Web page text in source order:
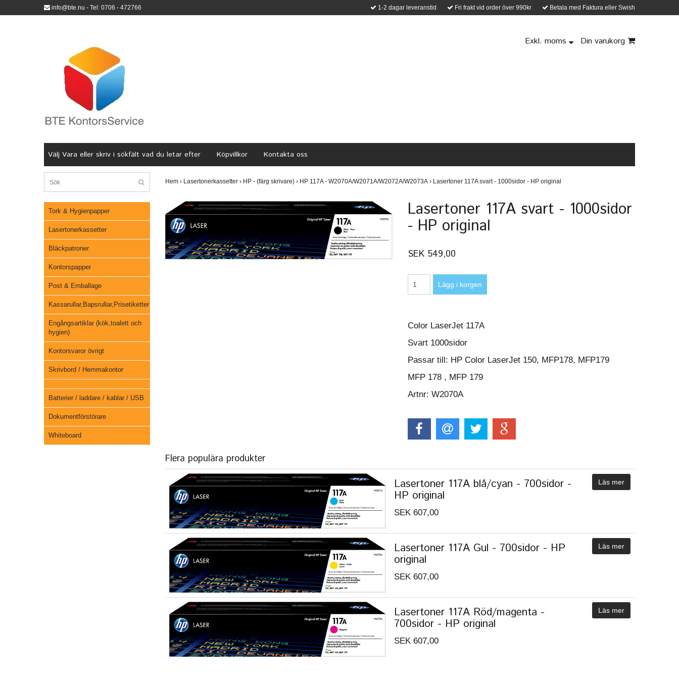
info@bte.nu - Tel: 0706 - 472766 1-2 dagar leveranstid Fri frakt vid order över 990kr Betala med Faktura eller Swish
Exkl. moms Din varukorg
Välj Vara eller skriv i sökfält vad du letar efter Köpvillkor Kontakta oss
Tork & Hygienpapper
Lasertonerkassetter
Bläckpatroner
Kontorspapper
Post & Emballage
Kassarullar,Bapsrullar,Prisetiketter
Engångsartiklar (kök,toalett och
hygien)
Kontorsvaror övrigt
Skrivbord / Hemmakontor
Batterier / laddare / kablar / USB
Dokumentförstörare
Whiteboard
Hem › Lasertonerkassetter › HP - (färg skrivare) › HP 117A - W2070A/W2071A/W2072A/W2073A › Lasertoner 117A svart - 1000sidor - HP original
Lasertoner 117A svart - 1000sidor
- HP original
SEK 549,00
Color LaserJet 117A
Svart 1000sidor
Passar till: HP Color LaserJet 150, MFP178, MFP179
MFP 178 , MFP 179
Artnr: W2070A
Flera populära produkter
Lasertoner 117A blå/cyan - 700sidor -
HP original
SEK 607,00
Läs mer
Lasertoner 117A Gul - 700sidor - HP
original
SEK 607,00
Läs mer
Lasertoner 117A Röd/magenta -
700sidor - HP original
SEK 607,00
Läs mer